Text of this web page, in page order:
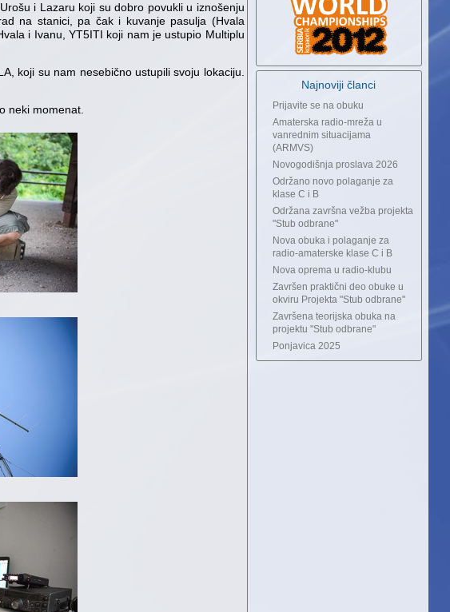
i Lazaru koji su dobro povukli u iznošenju
na stanici, pa čak i kuvanje pasulja (Hvala
i Ivanu, YT5ITI koji nam je ustupio Multiplu
koji su nam nesebično ustupili svoju lokaciju.
neki momenat.
Najnoviji članci
Prijavite se na obuku
Amaterska radio-mreža u
vanrednim situacijama
(ARMVS)
Novogodišnja proslava 2026
Održano novo polaganje za
klase C i B
Održana završna vežba projekta
"Stub odbrane"
Nova obuka i polaganje za
radio-amaterske klase C i B
Nova oprema u radio-klubu
Završen praktični deo obuke u
okviru Projekta "Stub odbrane"
Završena teorijska obuka na
projektu "Stub odbrane"
Ponjavica 2025